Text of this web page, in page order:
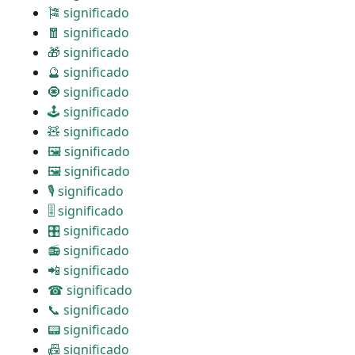
🎏 significado
🧧 significado
🎁 significado
🔮 significado
🧿 significado
🕹 significado
🧸 significado
🖼 significado
🖼 significado
🎙 significado
🎚 significado
🎛 significado
📻 significado
📲 significado
☎ significado
📞 significado
📟 significado
📠 significado